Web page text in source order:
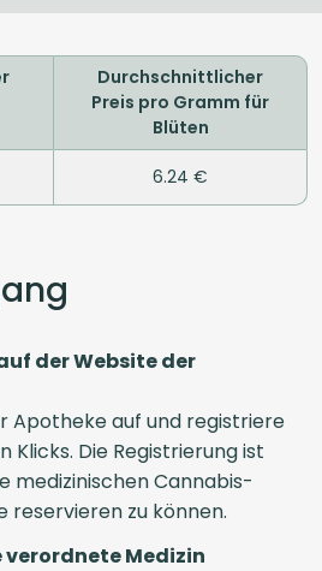
Durchschnittlicher
Preis pro Gramm für
Blüten
6.24 €
der Website der
Apotheke auf und registriere
Klicks. Die Registrierung ist
medizinischen Cannabis-
reservieren zu können.
verordnete Medizin